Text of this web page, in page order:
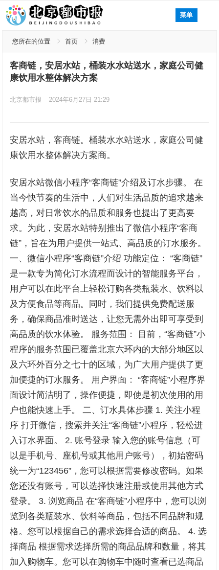
菜单
您所在的位置 首页 消费
客商链，安居水站，桶装水水站送水，家庭公司健
康饮用水整体解决方案
北京都市报 2024年6月27日 21:29
安居水站，客商链。桶装水水站送水，家庭公司健
康饮用水整体解决方案商。
安居水站微信小程序“客商链”介绍及订水步骤。 在
当今快节奏的生活中，人们对生活品质的追求越来
越高，对日常饮水的品质和服务也提出了更高要
求。为此，安居水站特别推出了微信小程序“客商
链”，旨在为用户提供一站式、高品质的订水服务。
一、微信小程序“客商链”介绍 功能定位： “客商链”
是一款专为简化订水流程而设计的智能服务平台，
用户可以在此平台上轻松订购各类瓶装水、饮料以
及方便食品等商品。同时，我们提供免费配送服
务，确保商品准时送达，让您无需外出即可享受到
高品质的饮水体验。 服务范围： 目前，“客商链”小
程序的服务范围已覆盖北京六环内的大部分地区以
及六环外百分之七十的区域，为广大用户提供了更
加便捷的订水服务。 用户界面： “客商链”小程序界
面设计简洁明了，操作便捷，即使是初次使用的用
户也能快速上手。 二、订水具体步骤 1. 关注小程
序 打开微信，搜索并关注“客商链”小程序，轻松进
入订水界面。 2. 账号登录 输入您的账号信息（可
以是手机号、座机号或其他用户账号），初始密码
统一为“123456”，您可以根据需要修改密码。如果
您还没有账号，可以选择快速注册或使用其他方式
登录。 3. 浏览商品 在“客商链”小程序中，您可以浏
览到各类瓶装水、饮料等商品，包括不同品牌和规
格。您可以根据自己的需求选择合适的商品。 4. 选
择商品 根据需求选择所需的商品品牌和数量，将其
加入购物车。您可以在购物车中随时查看已选商品